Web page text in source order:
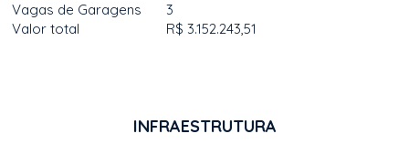
Vagas de Garagens
3
Valor total
R$ 3.152.243,51
INFRAESTRUTURA